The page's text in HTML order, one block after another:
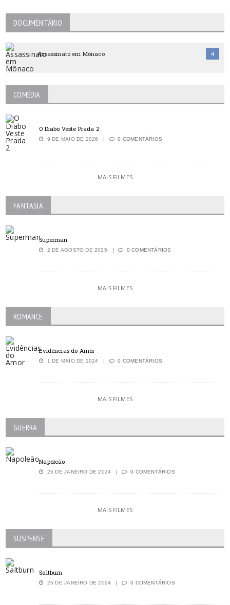
DOCUMENTÁRIO
Assassinato em Mônaco 4
COMÉDIA
O Diabo Veste Prada 2
9 DE MAIO DE 2026 0 COMENTÁRIOS
MAIS FILMES
FANTASIA
Superman
2 DE AGOSTO DE 2025 0 COMENTÁRIOS
MAIS FILMES
ROMANCE
Evidências do Amor
1 DE MAIO DE 2024 0 COMENTÁRIOS
MAIS FILMES
GUERRA
Napoleão
25 DE JANEIRO DE 2024 0 COMENTÁRIOS
MAIS FILMES
SUSPENSE
Saltburn
25 DE JANEIRO DE 2024 0 COMENTÁRIOS